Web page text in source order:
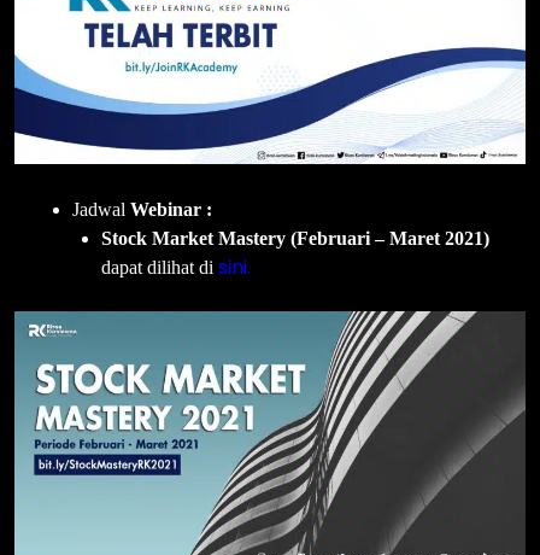
Jadwal Webinar :
Stock Market Mastery (Februari – Maret 2021)
dapat dilihat di sini.